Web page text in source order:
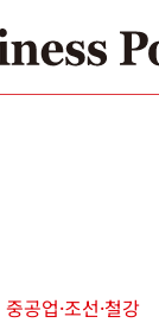
중공업·조선·철강